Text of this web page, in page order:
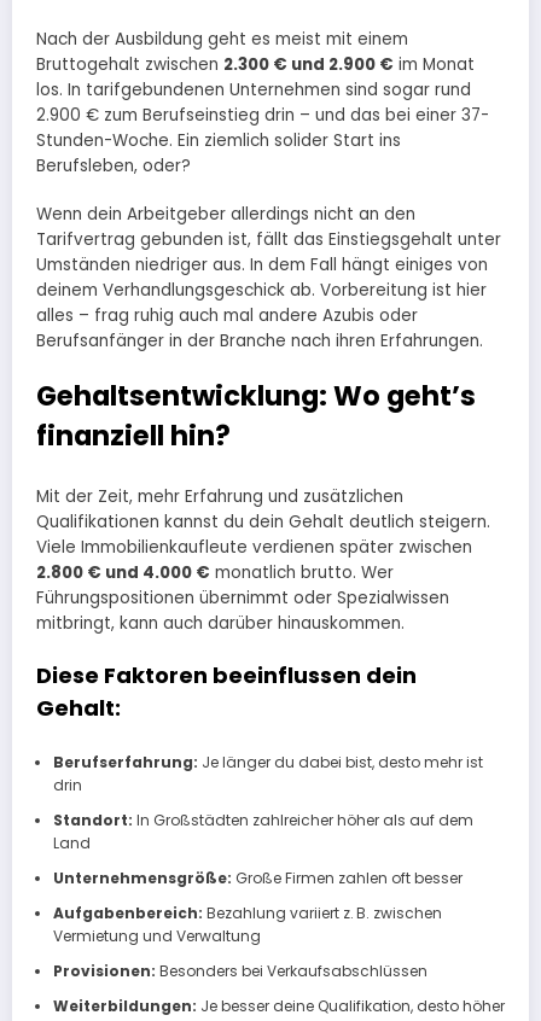
Nach der Ausbildung geht es meist mit einem
Bruttogehalt zwischen 2.300 € und 2.900 € im Monat
los. In tarifgebundenen Unternehmen sind sogar rund
2.900 € zum Berufseinstieg drin – und das bei einer 37-
Stunden-Woche. Ein ziemlich solider Start ins
Berufsleben, oder?
Wenn dein Arbeitgeber allerdings nicht an den
Tarifvertrag gebunden ist, fällt das Einstiegsgehalt unter
Umständen niedriger aus. In dem Fall hängt einiges von
deinem Verhandlungsgeschick ab. Vorbereitung ist hier
alles – frag ruhig auch mal andere Azubis oder
Berufsanfänger in der Branche nach ihren Erfahrungen.
Gehaltsentwicklung: Wo geht’s
finanziell hin?
Mit der Zeit, mehr Erfahrung und zusätzlichen
Qualifikationen kannst du dein Gehalt deutlich steigern.
Viele Immobilienkaufleute verdienen später zwischen
2.800 € und 4.000 € monatlich brutto. Wer
Führungspositionen übernimmt oder Spezialwissen
mitbringt, kann auch darüber hinauskommen.
Diese Faktoren beeinflussen dein
Gehalt:
Berufserfahrung: Je länger du dabei bist, desto mehr ist
drin
Standort: In Großstädten zahlreicher höher als auf dem
Land
Unternehmensgröße: Große Firmen zahlen oft besser
Aufgabenbereich: Bezahlung variiert z. B. zwischen
Vermietung und Verwaltung
Provisionen: Besonders bei Verkaufsabschlüssen
Weiterbildungen: Je besser deine Qualifikation, desto höher